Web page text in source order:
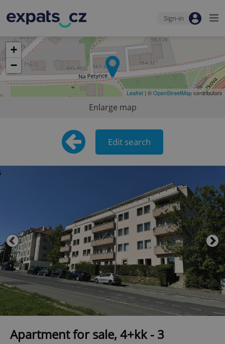
Sign-in
+
−
Leaflet | ©OpenStreetMapcontributors
Enlarge map
Edit search
Apartment for sale, 4+kk - 3